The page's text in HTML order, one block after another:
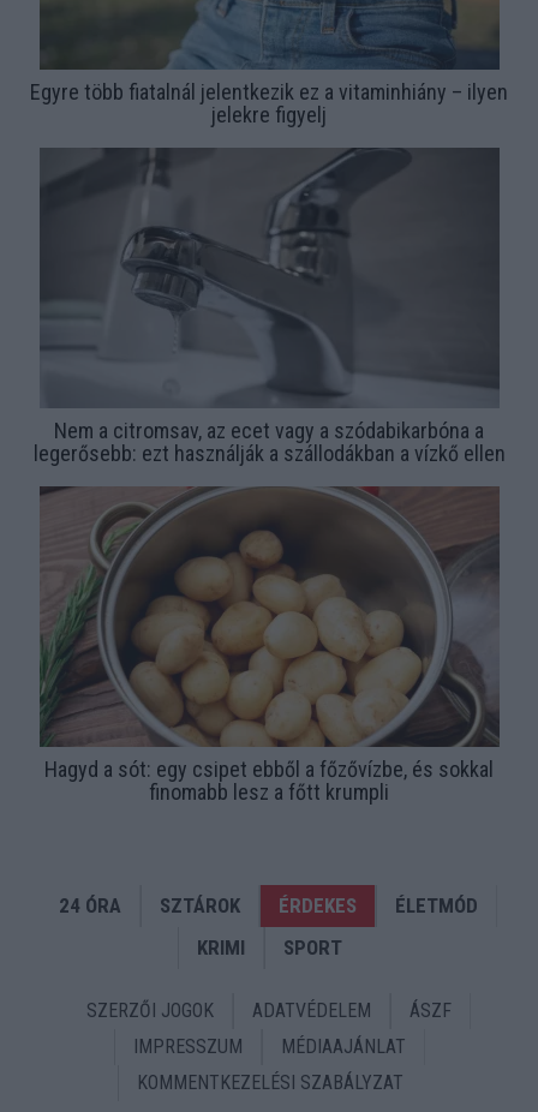
Egyre több fiatalnál jelentkezik ez a vitaminhiány – ilyen
jelekre figyelj
Nem a citromsav, az ecet vagy a szódabikarbóna a
legerősebb: ezt használják a szállodákban a vízkő ellen
Hagyd a sót: egy csipet ebből a főzővízbe, és sokkal
finomabb lesz a főtt krumpli
24 ÓRA SZTÁROK ÉRDEKES
ÉLETMÓD
KRIMI
SPORT
SZERZŐI JOGOK ADATVÉDELEM
ÁSZF
IMPRESSZUM
MÉDIAAJÁNLAT
KOMMENTKEZELÉSI SZABÁLYZAT